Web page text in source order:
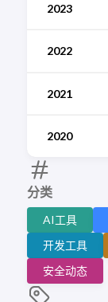
2023
2022
2021
2020
分类
AI工具
开发工具
安全动态